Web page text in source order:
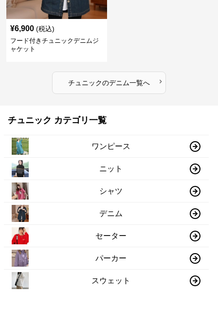
¥6,900 (税込)
フード付きチュニックデニムジ
ャケット
チュニックのデニム一覧へ ›
チュニック カテゴリ一覧
ワンピース
ニット
シャツ
デニム
セーター
パーカー
スウェット